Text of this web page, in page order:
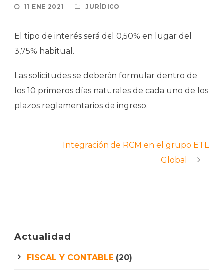
11 ENE 2021 JURÍDICO
El tipo de interés será del 0,50% en lugar del
3,75% habitual.
Las solicitudes se deberán formular dentro de
los 10 primeros días naturales de cada uno de los
plazos reglamentarios de ingreso.
Integración de RCM en el grupo ETL
Global
Actualidad
FISCAL Y CONTABLE (20)